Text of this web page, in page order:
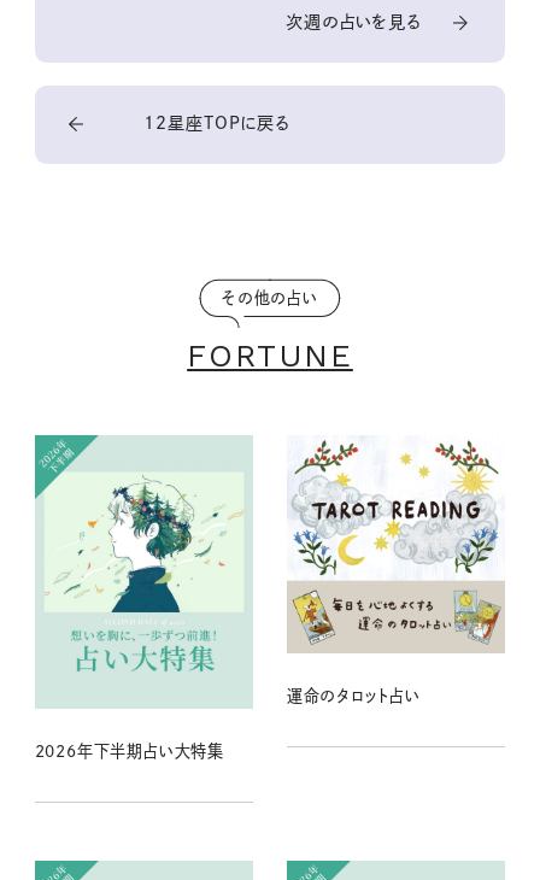
次週の占いを見る
12星座TOPに戻る
その他の占い
FORTUNE
2026年下半期占い大特集
運命のタロット占い